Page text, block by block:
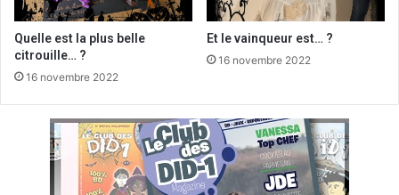
Quelle est la plus belle
citrouille… ?
16 novembre 2022
Et le vainqueur est… ?
16 novembre 2022